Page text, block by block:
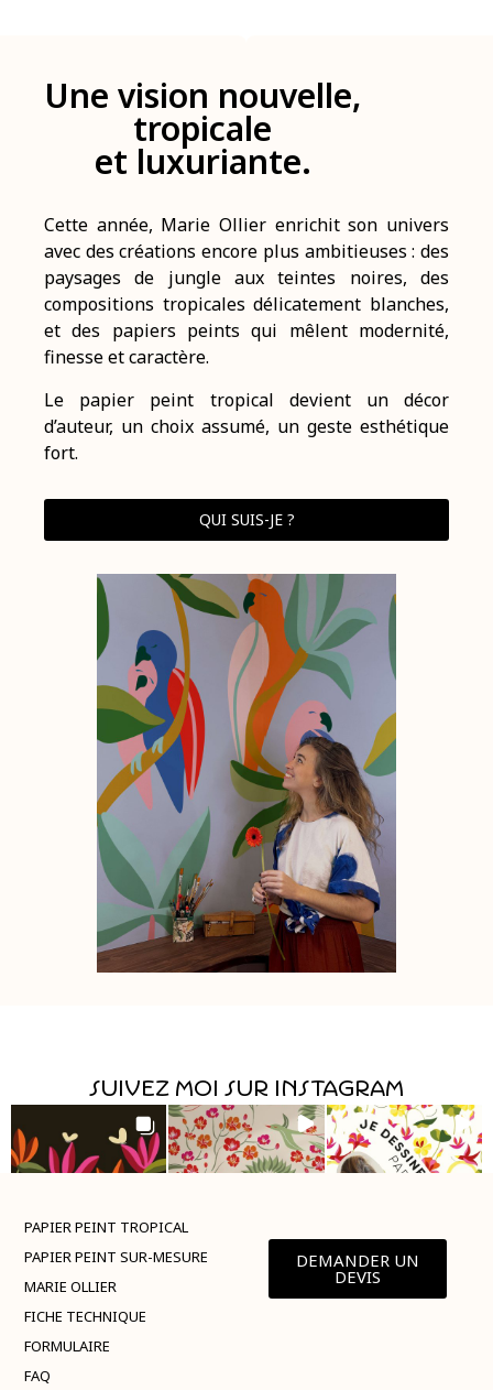
Une vision nouvelle,
tropicale
et luxuriante.
Cette année, Marie Ollier enrichit son univers
avec des créations encore plus ambitieuses : des
paysages de jungle aux teintes noires, des
compositions tropicales délicatement blanches,
et des papiers peints qui mêlent modernité,
finesse et caractère.
Le papier peint tropical devient un décor
d’auteur, un choix assumé, un geste esthétique
fort.
QUI SUIS-JE ?
Suivez moi sur instagram
PAPIER PEINT TROPICAL
PAPIER PEINT SUR-MESURE
MARIE OLLIER
FICHE TECHNIQUE
FORMULAIRE
FAQ
DEMANDER UN
DEVIS